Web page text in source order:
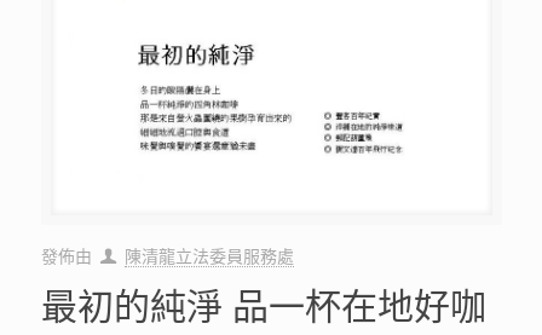
發佈由 陳清龍立法委員服務處
最初的純淨 品一杯在地好咖